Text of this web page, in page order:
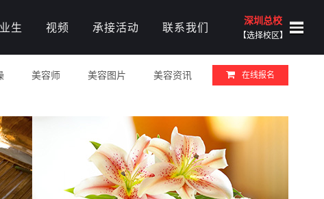
生 视频 承接活动 联系我们
深圳总校
【选择校区】
美容师 美容图片 美容资讯 在线报名